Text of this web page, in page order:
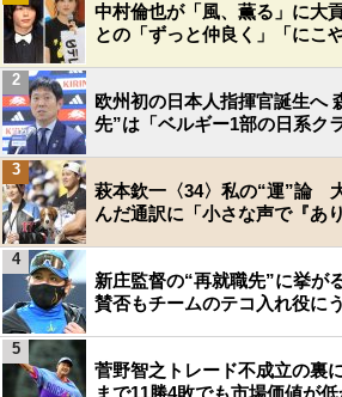
中村倫也が「風、薫る」に大
との「ずっと仲良く」「にこ
欧州初の日本人指揮官誕生へ
先”は「ベルギー1部の日系ク
2
萩本欽一〈34〉私の“運”論
んだ通訳に「小さな声で『あ
3
新庄監督の“再就職先”に挙が
賛否もチームのテコ入れ役に
4
菅野智之トレード不成立の裏
まで11勝4敗でも市場価値が
5